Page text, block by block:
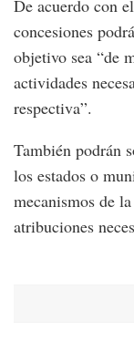
De acuerdo con
concesiones
objetivo sea “de
actividades
respectiva”.
También podrán
los estados o
mecanismos de
atribuciones